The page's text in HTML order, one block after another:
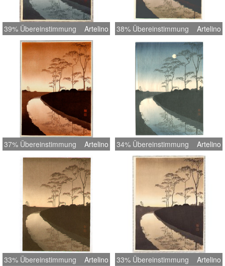
39% Übereinstimmung Artelino 38% Übereinstimmung Artelino
37% Übereinstimmung Artelino 34% Übereinstimmung Artelino
33% Übereinstimmung Artelino 33% Übereinstimmung Artelino